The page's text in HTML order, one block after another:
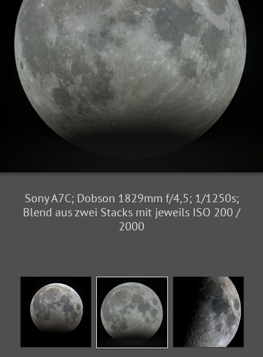
Sony A7C; Dobson 1829mm f/4,5; 1/1250s;
Blend aus zwei Stacks mit jeweils ISO 200 /
2000